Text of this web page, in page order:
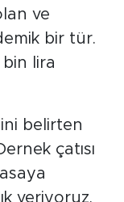
ve
bir tür.
bin lira
belirten
çatısı
veriyoruz.